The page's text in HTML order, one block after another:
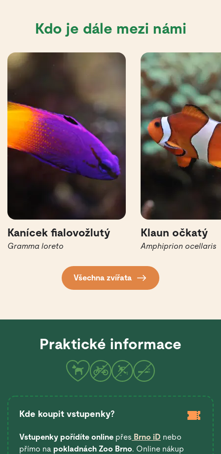
Kdo je dále mezi námi
Kanícek fialovožlutý
Gramma loreto
Klaun očkatý
Amphiprion ocellaris
Všechna zvířata
Praktické informace
Kde koupit vstupenky?
Vstupenky pořídíte online přes Brno iD nebo
přímo na pokladnách Zoo Brno. Online nákup